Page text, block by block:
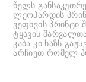
წელს
ლეოპარდის
ვეფხვის
ტყავის
კაბა კი ხაზს
არჩიეთ რომელ